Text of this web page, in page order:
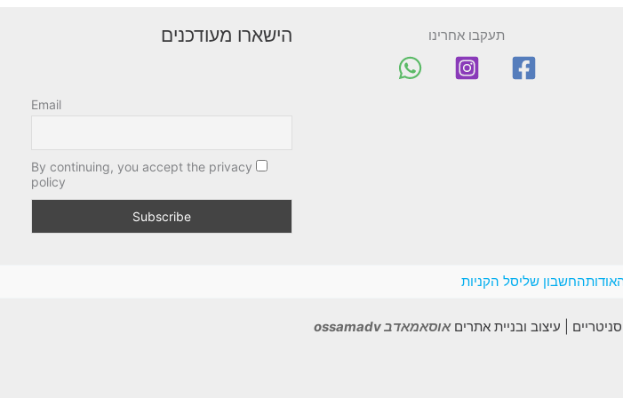
תעקבו אחרינו הישארו מעודכנים
Email
By continuing, you accept the privacy
policy
אודותהחשבון שליסל הקניות
אוסאמאדב ossamadv